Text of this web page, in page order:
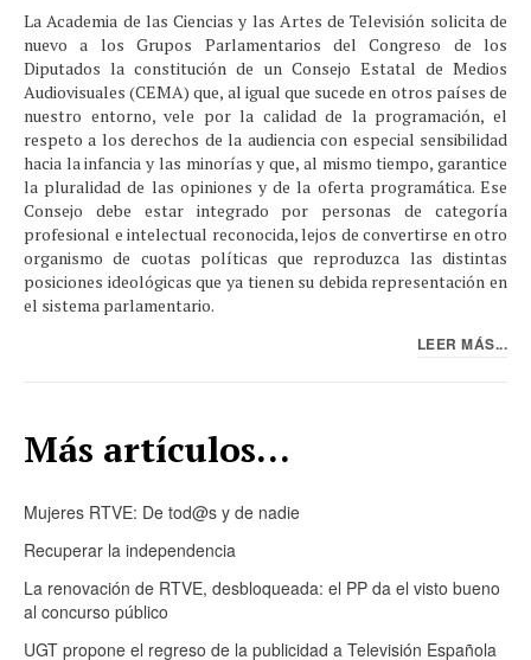
La Academia de las Ciencias y las Artes de Televisión solicita de
nuevo a los Grupos Parlamentarios del Congreso de los
Diputados la constitución de un Consejo Estatal de Medios
Audiovisuales (CEMA) que, al igual que sucede en otros países de
nuestro entorno, vele por la calidad de la programación, el
respeto a los derechos de la audiencia con especial sensibilidad
hacia la infancia y las minorías y que, al mismo tiempo, garantice
la pluralidad de las opiniones y de la oferta programática. Ese
Consejo debe estar integrado por personas de categoría
profesional e intelectual reconocida, lejos de convertirse en otro
organismo de cuotas políticas que reproduzca las distintas
posiciones ideológicas que ya tienen su debida representación en
el sistema parlamentario.
LEER MÁS...
Más artículos...
Mujeres RTVE: De tod@s y de nadie
Recuperar la independencia
La renovación de RTVE, desbloqueada: el PP da el visto bueno
al concurso público
UGT propone el regreso de la publicidad a Televisión Española